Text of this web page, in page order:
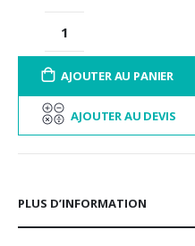
AJOUTER AU PANIER
AJOUTER AU DEVIS
PLUS D’INFORMATION